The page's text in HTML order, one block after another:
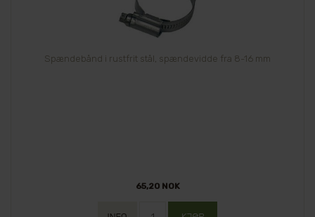
Spændebånd i rustfrit stål, spændevidde fra 8-16 mm
65,20 NOK